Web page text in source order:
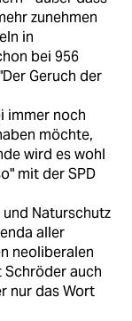
zunehmen
in
bei 956
Geruch der
immer noch
möchte,
wird es wohl
mit der SPD
Naturschutz
aller
neoliberalen
Schröder auch
nur das Wort